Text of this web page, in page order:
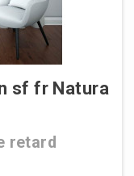
sf fr Natura
retard